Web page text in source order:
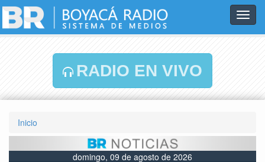
RADIO EN VIVO
Inicio
domingo, 09 de agosto de 2026